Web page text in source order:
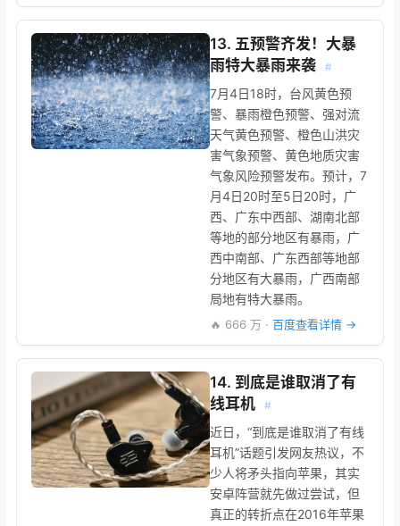
13. 五预警齐发！大暴
雨特大暴雨来袭
#
7月4日18时，台风黄色预
警、暴雨橙色预警、强对流
天气黄色预警、橙色山洪灾
害气象预警、黄色地质灾害
气象风险预警发布。预计，7
月4日20时至5日20时，广
西、广东中西部、湖南北部
等地的部分地区有暴雨，广
西中南部、广东西部等地部
分地区有大暴雨，广西南部
局地有特大暴雨。
🔥 666 万 · 百度查看详情 →
14. 到底是谁取消了有
线耳机
#
近日，“到底是谁取消了有线
耳机”话题引发网友热议，不
少人将矛头指向苹果，其实
安卓阵营就先做过尝试，但
真正的转折点在2016年苹果